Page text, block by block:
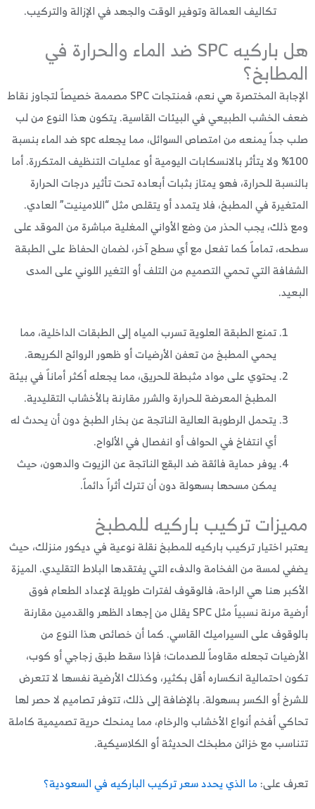
تكاليف العمالة وتوفير الوقت والجهد في الإزالة والتركيب.
هل باركيه SPC ضد الماء والحرارة في
الإجابة المختصرة هي نعم، فمنتجات SPC مصممة خصيصاً لتجاوز نقاط
الخشب الطبيعي في البيئات القاسية. يتكون هذا النوع من لب
صلب جداً يمنعه من امتصاص السوائل، مما يجعله spc ضد الماء بنسبة
100% ولا يتأثر بالانسكابات اليومية أو عمليات التنظيف المتكررة. أما
للحرارة، فهو يمتاز بثبات أبعاده تحت تأثير درجات الحرارة
في المطبخ، فلا يتمدد أو يتقلص مثل “اللامينيت” العادي.
ذلك، يجب الحذر من وضع الأواني المغلية مباشرة من الموقد على
تماماً كما تفعل مع أي سطح آخر، لضمان الحفاظ على الطبقة
التي تحمي التصميم من التلف أو التغير اللوني على المدى
تمنع الطبقة العلوية تسرب المياه إلى الطبقات الداخلية، مما
يحمي المطبخ من تعفن الأرضيات أو ظهور الروائح الكريهة.
يحتوي على مواد مثبطة للحريق، مما يجعله أكثر أماناً في بيئة
المطبخ المعرضة للحرارة والشرر مقارنة بالأخشاب التقليدية.
يتحمل الرطوبة العالية الناتجة عن بخار الطبخ دون أن يحدث له
أي انتفاخ في الحواف أو انفصال في الألواح.
يوفر حماية فائقة ضد البقع الناتجة عن الزيوت والدهون، حيث
يمكن مسحها بسهولة دون أن تترك أثراً دائماً.
تركيب باركيه للمطبخ
اختيار تركيب باركيه للمطبخ نقلة نوعية في ديكور منزلك، حيث
لمسة من الفخامة والدفء التي يفتقدها البلاط التقليدي. الميزة
هنا هي الراحة، فالوقوف لفترات طويلة لإعداد الطعام فوق
أرضية مرنة نسبياً مثل SPC يقلل من إجهاد الظهر والقدمين مقارنة
على السيراميك القاسي. كما أن خصائص هذا النوع من
تجعله مقاوماً للصدمات؛ فإذا سقط طبق زجاجي أو كوب،
احتمالية انكساره أقل بكثير، وكذلك الأرضية نفسها لا تتعرض
أو الكسر بسهولة. بالإضافة إلى ذلك، تتوفر تصاميم لا حصر لها
أفخم أنواع الأخشاب والرخام، مما يمنحك حرية تصميمية كاملة
مع خزائن مطبخك الحديثة أو الكلاسيكية.
على:ما الذي يحدد سعر تركيب الباركيه في السعودية؟